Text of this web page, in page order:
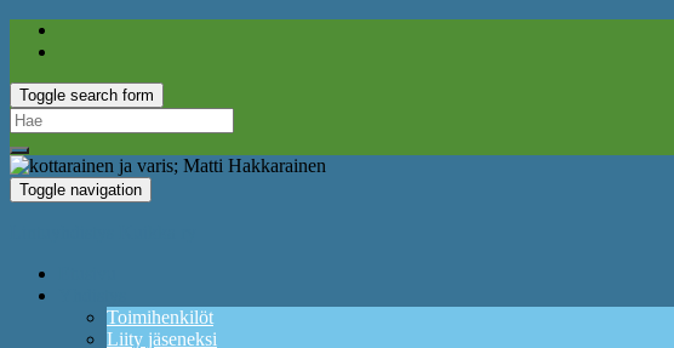
Toggle search form
Search
for:
Toggle navigation
Toimihenkilöt
Liity jäseneksi